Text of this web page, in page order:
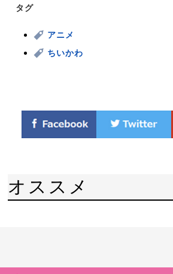
タグ
アニメ
ちいかわ
オススメ